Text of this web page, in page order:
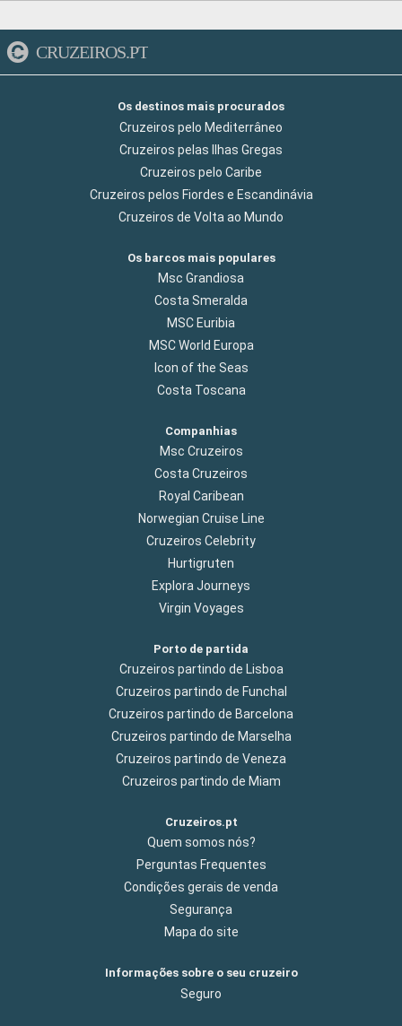
CRUZEIROS.PT
Os destinos mais procurados
Cruzeiros pelo Mediterrâneo
Cruzeiros pelas Ilhas Gregas
Cruzeiros pelo Caribe
Cruzeiros pelos Fiordes e Escandinávia
Cruzeiros de Volta ao Mundo
Os barcos mais populares
Msc Grandiosa
Costa Smeralda
MSC Euribia
MSC World Europa
Icon of the Seas
Costa Toscana
Companhias
Msc Cruzeiros
Costa Cruzeiros
Royal Caribean
Norwegian Cruise Line
Cruzeiros Celebrity
Hurtigruten
Explora Journeys
Virgin Voyages
Porto de partida
Cruzeiros partindo de Lisboa
Cruzeiros partindo de Funchal
Cruzeiros partindo de Barcelona
Cruzeiros partindo de Marselha
Cruzeiros partindo de Veneza
Cruzeiros partindo de Miam
Cruzeiros.pt
Quem somos nós?
Perguntas Frequentes
Condições gerais de venda
Segurança
Mapa do site
Informações sobre o seu cruzeiro
Seguro